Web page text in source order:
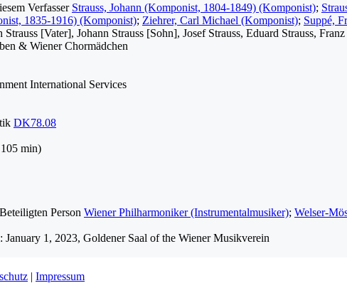
Verfasser Strauss, Johann (Komponist, 1804-1849) (Komponist);
1835-1916) (Komponist); Ziehrer, Carl Michael (Komponist); Suppé,
Strauss [Vater], Johann Strauss [Sohn], Josef Strauss, Eduard Strauss,
& Wiener Chormädchen
International Services
DK78.08
min)
Person Wiener Philharmoniker (Instrumentalmusiker); Welser-
1, 2023, Goldener Saal of the Wiener Musikverein
| Impressum